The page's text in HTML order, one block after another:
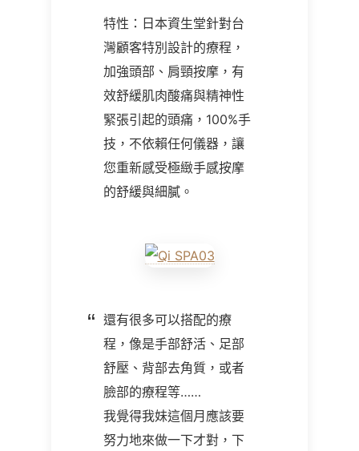
特性：日本資生堂針對台
灣顧客特別設計的療程，
加強頭部、肩頸按摩，有
效舒緩肌肉酸痛與精神性
緊張引起的頭痛，100%手
技，不依賴任何儀器，讓
您重新感受極緻手感按摩
的舒緩與細膩。
還有很多可以搭配的療
程，像是手部舒活、足部
舒壓、背部去角質，或者
臉部的療程等……
我覺得我妹這個月應該要
努力地來做一下才對，下